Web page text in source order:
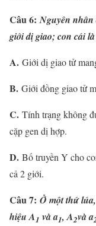
Câu 6: Nguyên nhân
giới dị giao; con cái
A. Giới dị giao tử
B. Giới đồng giao tử
C. Tính trạng không
cặp gen dị hợp.
D. Bố truyền Y cho
cả 2 giới.
Câu 7: Ở một thứ
hiệu A1 và a1, A2và a